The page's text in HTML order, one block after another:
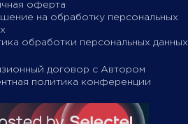
оферта
на обработку персональных
обработки персональных данных
договор с Автором
политика конференции